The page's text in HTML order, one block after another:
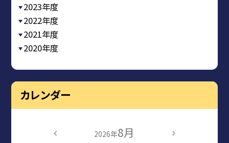
2023年度
2022年度
2021年度
2020年度
カレンダー
2026年8月